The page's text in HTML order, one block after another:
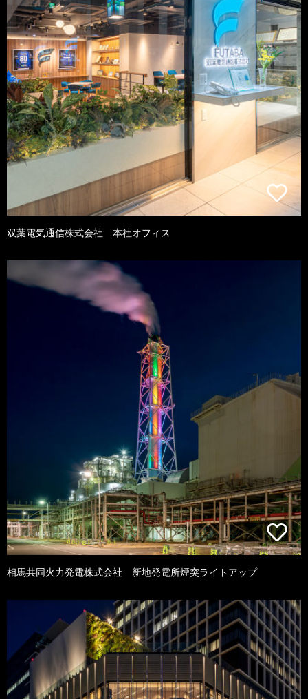
双葉電気通信株式会社 本社オフィス
相馬共同火力発電株式会社 新地発電所煙突ライトアップ